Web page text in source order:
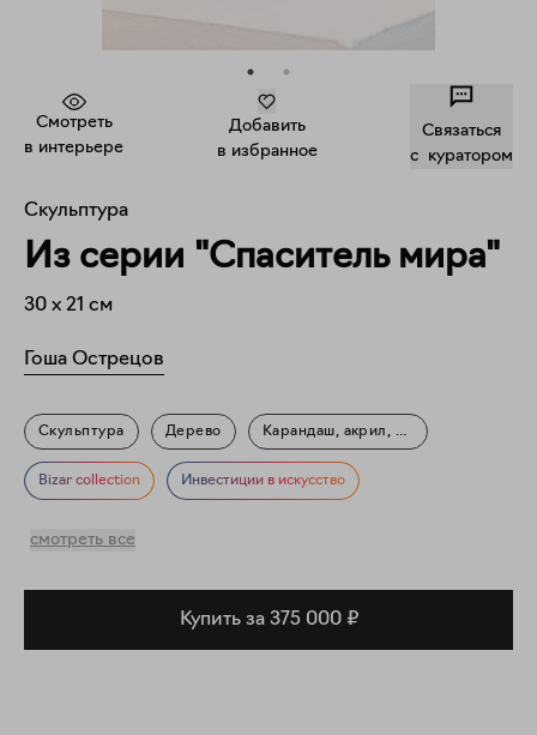
Смотреть
в интерьере
Добавить
в избранное
Связаться
c куратором
Скульптура
Из серии "Спаситель мира"
30 x 21 см
Гоша Острецов
Скульптура Дерево Карандаш, акрил, акварель
Фигуративное искусство Мифология Портрет
Bizar collection Инвестиции в искусство
смотреть все
Купить за 375 000 ₽